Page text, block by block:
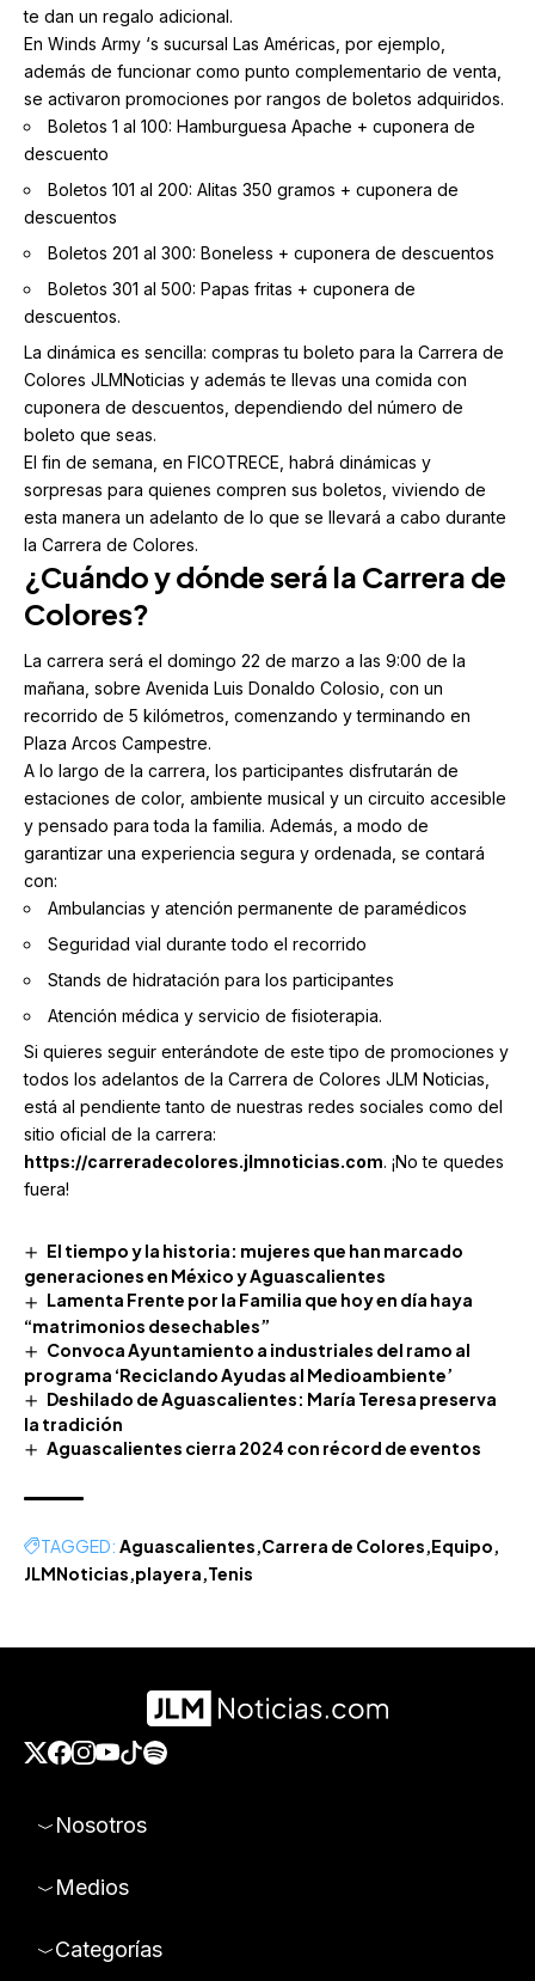
te dan un regalo adicional.
En Winds Army ‘s sucursal Las Américas, por ejemplo,
además de funcionar como punto complementario de venta,
se activaron promociones por rangos de boletos adquiridos.
Boletos 1 al 100: Hamburguesa Apache + cuponera de
descuento
Boletos 101 al 200: Alitas 350 gramos + cuponera de
descuentos
Boletos 201 al 300: Boneless + cuponera de descuentos
Boletos 301 al 500: Papas fritas + cuponera de
descuentos.
La dinámica es sencilla: compras tu boleto para la Carrera de
Colores JLMNoticias y además te llevas una comida con
cuponera de descuentos, dependiendo del número de
boleto que seas.
El fin de semana, en FICOTRECE, habrá dinámicas y
sorpresas para quienes compren sus boletos, viviendo de
esta manera un adelanto de lo que se llevará a cabo durante
la Carrera de Colores.
¿Cuándo y dónde será la Carrera de
Colores?
La carrera será el domingo 22 de marzo a las 9:00 de la
mañana, sobre Avenida Luis Donaldo Colosio, con un
recorrido de 5 kilómetros, comenzando y terminando en
Plaza Arcos Campestre.
A lo largo de la carrera, los participantes disfrutarán de
estaciones de color, ambiente musical y un circuito accesible
y pensado para toda la familia. Además, a modo de
garantizar una experiencia segura y ordenada, se contará
con:
Ambulancias y atención permanente de paramédicos
Seguridad vial durante todo el recorrido
Stands de hidratación para los participantes
Atención médica y servicio de fisioterapia.
Si quieres seguir enterándote de este tipo de promociones y
todos los adelantos de la Carrera de Colores JLM Noticias,
está al pendiente tanto de nuestras redes sociales como del
sitio oficial de la carrera:
https://carreradecolores.jlmnoticias.com. ¡No te quedes
fuera!
El tiempo y la historia: mujeres que han marcado
generaciones en México y Aguascalientes
Lamenta Frente por la Familia que hoy en día haya
“matrimonios desechables”
Convoca Ayuntamiento a industriales del ramo al
programa ‘Reciclando Ayudas al Medioambiente’
Deshilado de Aguascalientes: María Teresa preserva
la tradición
Aguascalientes cierra 2024 con récord de eventos
TAGGED: Aguascalientes Carrera de Colores Equipo
JLMNoticias playera Tenis
Nosotros
Medios
Categorías